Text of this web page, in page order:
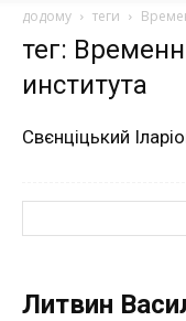
додому теги
тег:
института
Свєнціцький
Литвин